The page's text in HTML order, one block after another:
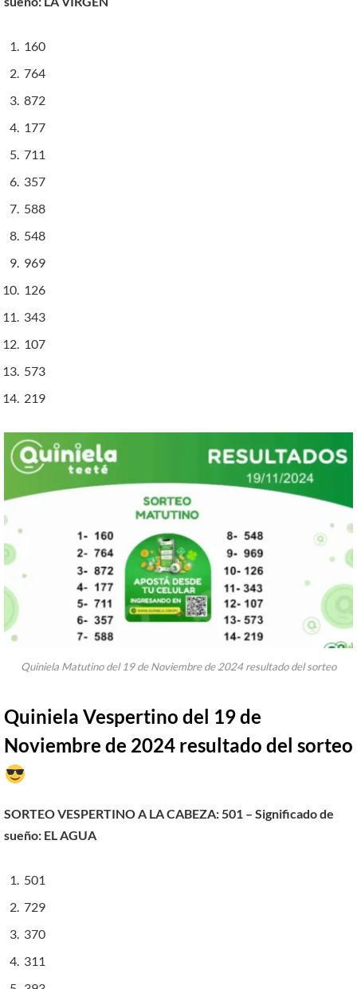
160
764
872
177
711
357
588
548
969
126
343
107
573
219
Quiniela Matutino del 19 de Noviembre de 2024 resultado del sorteo
Quiniela Vespertino del 19 de
Noviembre de 2024 resultado del sorteo
SORTEO VESPERTINO A LA CABEZA: 501 – Significado de
sueño: EL AGUA
501
729
370
311